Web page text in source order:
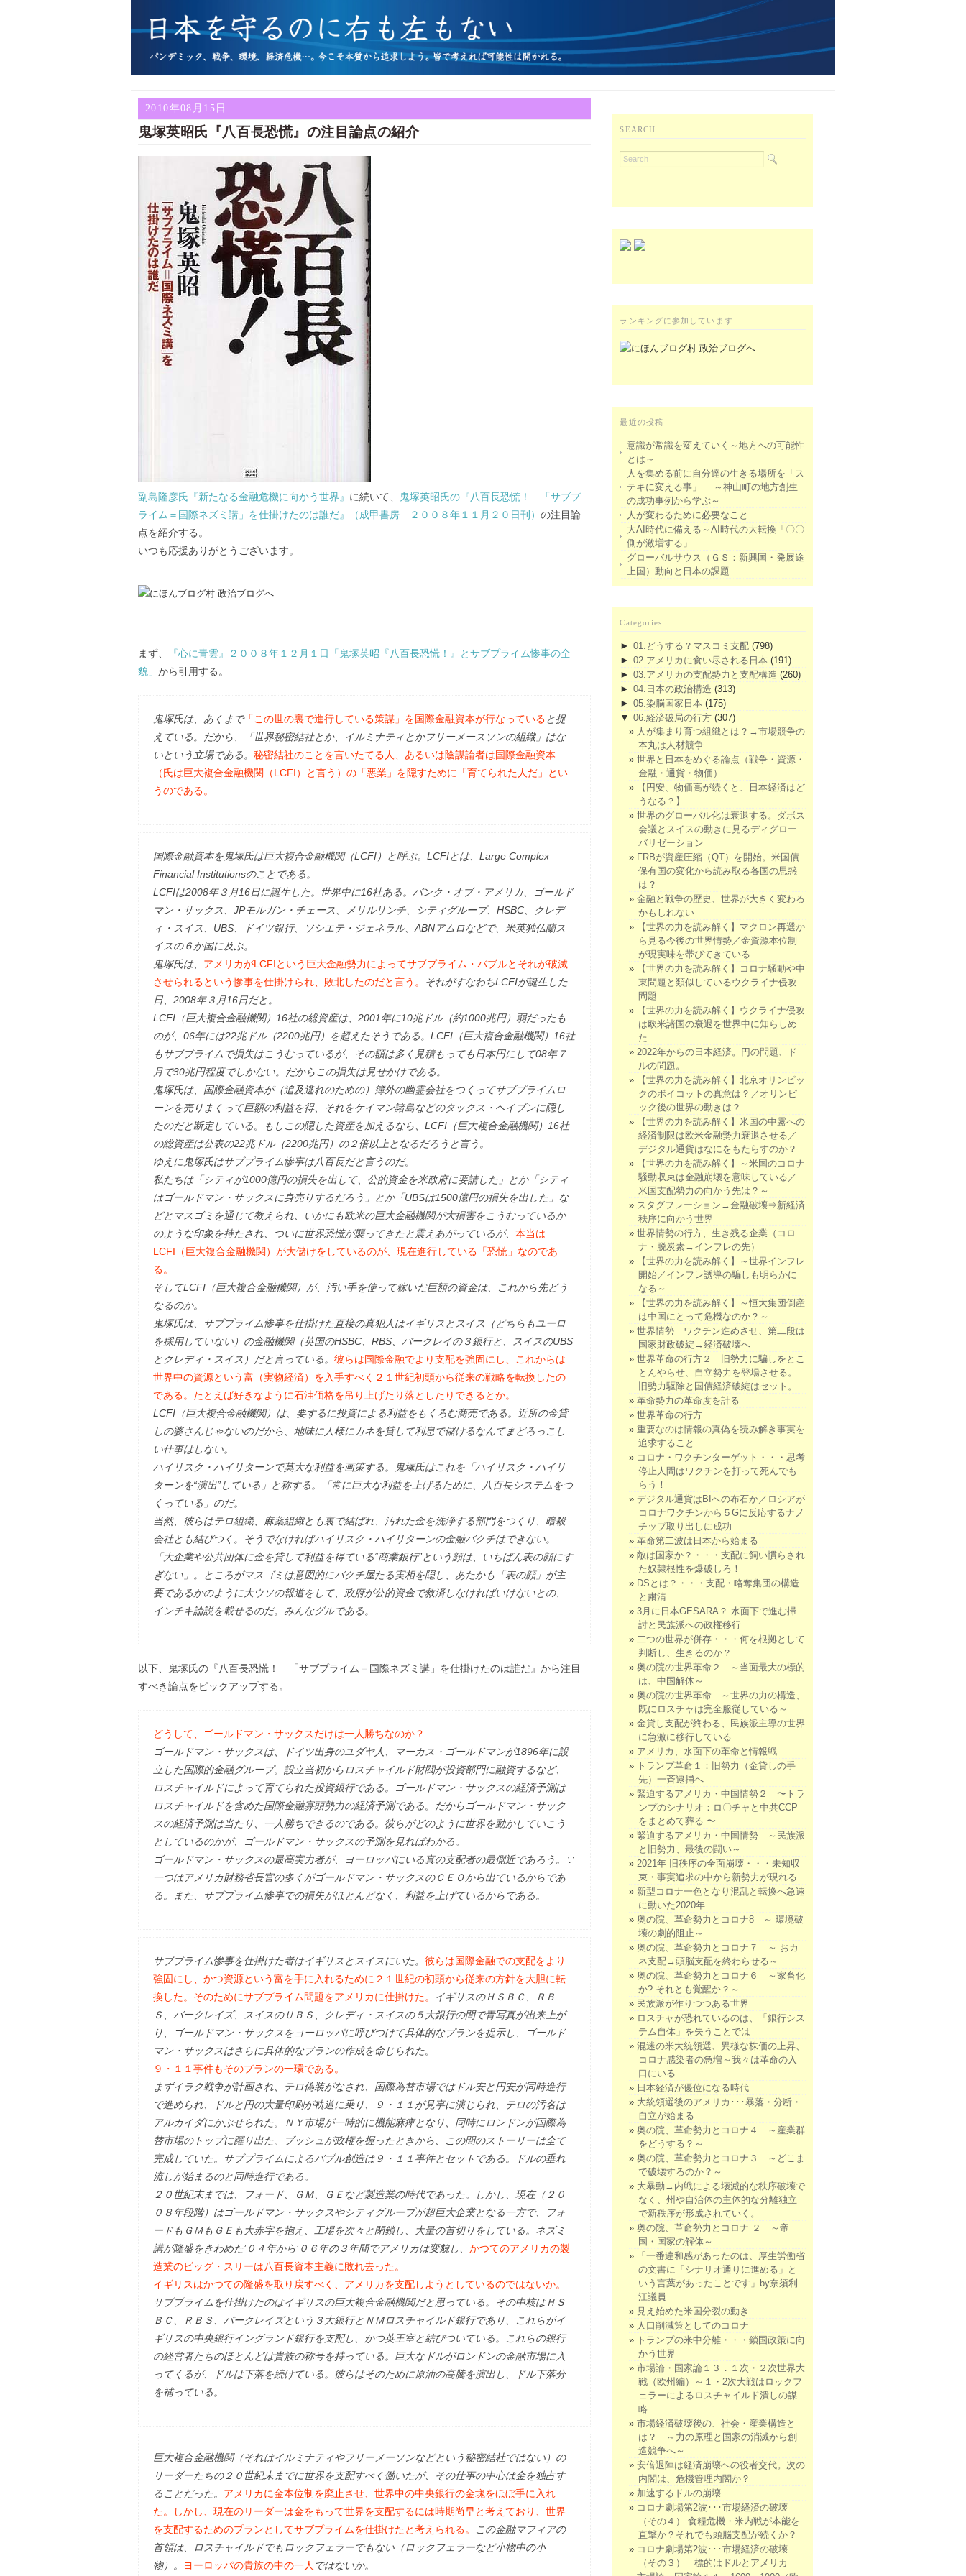
2010年08月15日
鬼塚英昭氏『八百長恐慌』の注目論点の紹介
副島隆彦氏『新たなる金融危機に向かう世界』 に続いて、
鬼塚英昭氏の『八百長恐慌！ 「サブプ
ライム＝国際ネズミ講」を仕掛けたのは誰だ』（成甲書房 ２００８年１１月２０日刊） の注目論
点を紹介する。
いつも応援ありがとうございます。
まず、
『心に青雲』２００８年１２月１日「鬼塚英昭『八百長恐慌！』とサブプライム惨事の全
貌」 から引用する。
鬼塚氏は、あくまで「この世の裏で進行している策謀」を国際金融資本が行なっている と捉
えている。だから、「世界秘密結社とか、イルミナティとかフリーメースソンの組織」はな
いという立場である。 秘密結社のことを言いたてる人、あるいは陰謀論者は国際金融資本
（氏は巨大複合金融機関（LCFI）と言う）の「悪業」を隠すために「育てられた人だ」とい
うのである。
国際金融資本を鬼塚氏は巨大複合金融機関（LCFI）と呼ぶ。LCFIとは、Large Complex
Financial Institutionsのことである。
LCFIは2008年３月16日に誕生した。世界中に16社ある。バンク・オブ・アメリカ、ゴールド
マン・サックス、JPモルガン・チェース、メリルリンチ、シティグループ、HSBC、クレデ
ィ・スイス、UBS、ドイツ銀行、ソシエテ・ジェネラル、ABNアムロなどで、米英独仏蘭ス
イスの６か国に及ぶ。
鬼塚氏は、 アメリカがLCFIという巨大金融勢力によってサブプライム・バブルとそれが破滅
させられるという惨事を仕掛けられ、敗北したのだと言う。
それがすなわちLCFIが誕生した
日、2008年３月16日だと。
LCFI（巨大複合金融機関）16社の総資産は、2001年に10兆ドル（約1000兆円）弱だったも
のが、06年には22兆ドル（2200兆円）を超えたそうである。LCFI（巨大複合金融機関）16社
もサブプライムで損失はこうむっているが、その額は多く見積もっても日本円にして08年７
月で30兆円程度でしかない。だからこの損失は見せかけである。
鬼塚氏は、国際金融資本が（追及逃れのための）簿外の幽霊会社をつくってサブプライムロ
ーンを売りまくって巨額の利益を得、それをケイマン諸島などのタックス・ヘイブンに隠し
たのだと断定している。もしこの隠した資産を加えるなら、LCFI（巨大複合金融機関）16社
の総資産は公表の22兆ドル（2200兆円）の２倍以上となるだろうと言う。
ゆえに鬼塚氏はサブプライム惨事は八百長だと言うのだ。
私たちは「シティが1000億円の損失を出して、公的資金を米政府に要請した」とか「シティ
はゴールドマン・サックスに身売りするだろう」とか「UBSは1500億円の損失を出した」な
どとマスゴミを通じて教えられ、いかにも欧米の巨大金融機関が大損害をこうむっているか
のような印象を持たされ、ついに世界恐慌が襲ってきたと震えあがっているが、 本当は
LCFI（巨大複合金融機関）が大儲けをしているのが、現在進行している「恐慌」なのであ
る。
そしてLCFI（巨大複合金融機関）が、汚い手を使って稼いだ巨額の資金は、これから先どう
なるのか。
鬼塚氏は、サブプライム惨事を仕掛けた直接の真犯人はイギリスとスイス（どちらもユーロ
を採用していない）の金融機関（英国のHSBC、RBS、バークレイの３銀行と、スイスのUBS
とクレディ・スイス）だと言っている。 彼らは国際金融でより支配を強固にし、これからは
世界中の資源という富（実物経済）を入手すべく２１世紀初頭から従来の戦略を転換したの
である。たとえば好きなように石油価格を吊り上げたり落としたりできるとか。
LCFI（巨大複合金融機関）は、要するに投資による利益をもくろむ商売である。近所の金貸
しの婆さんじゃないのだから、地味に人様にカネを貸して利息で儲けるなんてまどろっこし
い仕事はしない。
ハイリスク・ハイリターンで莫大な利益を画策する。鬼塚氏はこれを「ハイリスク・ハイリ
ターンを“演出”している」と称する。「常に巨大な利益を上げるために、八百長システムをつ
くっている」のだ。
当然、彼らはテロ組織、麻薬組織とも裏で結ばれ、汚れた金を洗浄する部門をつくり、暗殺
会社とも結びつく。そうでなければハイリスク・ハイリターンの金融バクチはできない。
「大企業や公共団体に金を貸して利益を得ている“商業銀行”という顔は、いちばん表の顔にす
ぎない」。ところがマスゴミは意図的にバクチ屋たる実相を隠し、あたかも「表の顔」が主
要であるかのように大ウソの報道をして、政府が公的資金で救済しなければいけないとの、
インチキ論説を載せるのだ。みんなグルである。
以下、鬼塚氏の『八百長恐慌！ 「サブプライム＝国際ネズミ講」を仕掛けたのは誰だ』から注目
すべき論点をピックアップする。
どうして、ゴールドマン・サックスだけは一人勝ちなのか？
ゴールドマン・サックスは、ドイツ出身のユダヤ人、マーカス・ゴールドマンが1896年に設
立した国際的金融グループ。設立当初からロスチャイルド財閥が投資部門に融資するなど、
ロスチャイルドによって育てられた投資銀行である。ゴールドマン・サックスの経済予測は
ロスチャイルドを含めた国際金融寡頭勢力の経済予測である。だからゴールドマン・サック
スの経済予測は当たり、一人勝ちできるのである。彼らがどのように世界を動かしていこう
としているのかが、ゴールドマン・サックスの予測を見ればわかる。
ゴールドマン・サックスの最高実力者が、ヨーロッパにいる真の支配者の最側近であろう。∵
一つはアメリカ財務省長官の多くがゴールドマン・サックスのＣＥＯから出ているからであ
る。また、サブプライム惨事での損失がほとんどなく、利益を上げているからである。
サブプライム惨事を仕掛けた者はイギリスとスイスにいた。 彼らは国際金融での支配をより
強固にし、かつ資源という富を手に入れるために２１世紀の初頭から従来の方針を大胆に転
換した。そのためにサブプライム問題をアメリカに仕掛けた。
イギリスのＨＳＢＣ、ＲＢ
Ｓ、バークレイズ、スイスのＵＢＳ、クレディ・スイスの５大銀行の間で青写真が出来上が
り、ゴールドマン・サックスをヨーロッパに呼びつけて具体的なプランを提示し、ゴールド
マン・サックスはさらに具体的なプランの作成を命じられた。
９・１１事件もそのプランの一環である。
まずイラク戦争が計画され、テロ偽装がなされ、国際為替市場ではドル安と円安が同時進行
で進められ、ドルと円の大量印刷が軌道に乗り、９・１１が見事に演じられ、テロの汚名は
アルカイダにかぶせられた。ＮＹ市場が一時的に機能麻痺となり、同時にロンドンが国際為
替市場のトップに躍り出た。ブッシュが政権を握ったときから、この間のストーリーは全て
完成していた。サブプライムによるバブル創造は９・１１事件とセットである。ドルの垂れ
流しが始まるのと同時進行である。
２０世紀末までは、フォード、ＧＭ、ＧＥなど製造業の時代であった。しかし、現在（２０
０８年段階）はゴールドマン・サックスやシティグループが超巨大企業となる一方で、フォ
ードもＧＭもＧＥも大赤字を抱え、工場を次々と閉鎖し、大量の首切りをしている。ネズミ
講が隆盛をきわめた’０４年から’０６年の３年間でアメリカは変貌し、 かつてのアメリカの製
造業のビッグ・スリーは八百長資本主義に敗れ去った。
イギリスはかつての隆盛を取り戻すべく、アメリカを支配しようとしているのではないか。
サブプライムを仕掛けたのはイギリスの巨大複合金融機関だと思っている。その中核はＨＳ
ＢＣ、ＲＢＳ、バークレイズという３大銀行とＮＭロスチャイルド銀行であり、これらがイ
ギリスの中央銀行イングランド銀行を支配し、かつ英王室と結びついている。これらの銀行
の経営者たちのほとんどは貴族の称号を持っている。巨大なドルがロンドンの金融市場に入
ってくるが、ドルは下落を続けている。彼らはそのために原油の高騰を演出し、ドル下落分
を補っている。
巨大複合金融機関（それはイルミナティやフリーメーソンなどという秘密結社ではない）の
リーダーたちの２０世紀末までに世界を支配すべく働いたが、その仕事の中心は金を独占す
ることだった。 アメリカに金本位制を廃止させ、世界中の中央銀行の金塊をほぼ手に入れ
た。しかし、現在のリーダーは金をもって世界を支配するには時期尚早と考えており、世界
を支配するためのプランとしてサブプライムを仕掛けたと考えられる。
この金融マフィアの
首領は、ロスチャイルドでもロックフェラーでもない（ロックフェラーなど小物中の小
物）。
ヨーロッパの貴族の中の一人 ではないか。
SEARCH
ランキングに参加しています
最近の投稿
意識が常識を変えていく～地方への可能性
とは～
人を集める前に自分達の生きる場所を「ス
テキに変える事」 ～神山町の地方創生
の成功事例から学ぶ～
人が変わるために必要なこと
大AI時代に備える～AI時代の大転換「〇〇
側が激増する」
グローバルサウス（ＧＳ：新興国・発展途
上国）動向と日本の課題
Categories
► 01.どうする？マスコミ支配 (798)
► 02.アメリカに食い尽される日本 (191)
► 03.アメリカの支配勢力と支配構造 (260)
► 04.日本の政治構造 (313)
► 05.染脳国家日本 (175)
▼ 06.経済破局の行方 (307)
人が集まり育つ組織とは？→市場競争の
本丸は人材競争
世界と日本をめぐる論点（戦争・資源・
金融・通貨・物価）
【円安、物価高が続くと、日本経済はど
うなる？】
世界のグローバル化は衰退する。ダボス
会議とスイスの動きに見るディグロー
バリゼーション
FRBが資産圧縮（QT）を開始。米国債
保有国の変化から読み取る各国の思惑
は？
金融と戦争の歴史、世界が大きく変わる
かもしれない
【世界の力を読み解く】マクロン再選か
ら見る今後の世界情勢／金資源本位制
が現実味を帯びてきている
【世界の力を読み解く】コロナ騒動や中
東問題と類似しているウクライナ侵攻
問題
【世界の力を読み解く】ウクライナ侵攻
は欧米諸国の衰退を世界中に知らしめ
た
2022年からの日本経済。円の問題、ド
ルの問題。
【世界の力を読み解く】北京オリンピッ
クのボイコットの真意は？／オリンピ
ック後の世界の動きは？
【世界の力を読み解く】米国の中露への
経済制限は欧米金融勢力衰退させる／
デジタル通貨はなにをもたらすのか？
【世界の力を読み解く】～米国のコロナ
騒動収束は金融崩壊を意味している／
米国支配勢力の向かう先は？～
スタグフレーション→金融破壊⇒新経済
秩序に向かう世界
世界情勢の行方、生き残る企業（コロ
ナ・脱炭素→インフレの先）
【世界の力を読み解く】～世界インフレ
開始／インフレ誘導の騙しも明らかに
なる～
【世界の力を読み解く】～恒大集団倒産
は中国にとって危機なのか？～
世界情勢 ワクチン進めさせ、第二段は
国家財政破綻→経済破壊へ
世界革命の行方２ 旧勢力に騙しをとこ
とんやらせ、自立勢力を登場させる。
旧勢力駆除と国債経済破綻はセット。
革命勢力の革命度を計る
世界革命の行方
重要なのは情報の真偽を読み解き事実を
追求すること
コロナ・ワクチンターゲット・・・思考
停止人間はワクチンを打って死んでも
らう！
デジタル通貨はBIへの布石か／ロシアが
コロナワクチンから５Gに反応するナノ
チップ取り出しに成功
革命第二波は日本から始まる
敵は国家か？・・・支配に飼い慣らされ
た奴隷根性を爆破しろ！
DSとは？・・・支配・略奪集団の構造
と粛清
3月に日本GESARA？ 水面下で進む掃
討と民族派への政権移行
二つの世界が併存・・・何を根拠として
判断し、生きるのか？
奥の院の世界革命２ ～当面最大の標的
は、中国解体～
奥の院の世界革命 ～世界の力の構造、
既にロスチャは完全服従している～
金貸し支配が終わる、民族派主導の世界
に急激に移行している
アメリカ、水面下の革命と情報戦
トランプ革命１：旧勢力（金貸しの手
先）一斉逮捕へ
緊迫するアメリカ・中国情勢２ 〜トラ
ンプのシナリオ：ロ〇チャと中共CCP
をまとめて葬る 〜
緊迫するアメリカ・中国情勢 ～民族派
と旧勢力、最後の闘い～
2021年 旧秩序の全面崩壊・・・未知収
束・事実追求の中から新勢力が現れる
新型コロナ一色となり混乱と転換へ急速
に動いた2020年
奥の院、革命勢力とコロナ8 ～ 環境破
壊の劇的阻止～
奥の院、革命勢力とコロナ７ ～ おカ
ネ支配→頭脳支配を終わらせる～
奥の院、革命勢力とコロナ６ ～家畜化
か? それとも覚醒か？～
民族派が作りつつある世界
ロスチャが恐れているのは、「銀行シス
テム自体」を失うことでは
混迷の米大統領選、異様な株価の上昇、
コロナ感染者の急増～我々は革命の入
口にいる
日本経済が優位になる時代
大統領選後のアメリカ･･･暴落・分断・
自立が始まる
奥の院、革命勢力とコロナ４ ～産業群
をどうする？～
奥の院、革命勢力とコロナ３ ～どこま
で破壊するのか？～
大暴動→内戦による壊滅的な秩序破壊で
なく、州や自治体の主体的な分離独立
で新秩序が形成されていく。
奥の院、革命勢力とコロナ ２ ～帝
国・国家の解体～
「一番違和感があったのは、厚生労働省
の文書に「シナリオ通りに進める」と
いう言葉があったことです」by奈須利
江議員
見え始めた米国分裂の動き
人口削減策としてのコロナ
トランプの米中分離・・・鎖国政策に向
かう世界
市場論・国家論１３．１次・２次世界大
戦（欧州編）～１・2次大戦はロックフ
ェラーによるロスチャイルド潰しの謀
略
市場経済破壊後の、社会・産業構造と
は？ ～力の原理と国家の消滅から創
造競争へ～
安倍退陣は経済崩壊への役者交代。次の
内閣は、危機管理内閣か？
加速するドルの崩壊
コロナ劇場第2波･･･市場経済の破壊
（その４） 食糧危機・米内戦が本能を
直撃か？それでも頭脳支配が続くか？
コロナ劇場第2波･･･市場経済の破壊
（その３） 標的はドルとアメリカ